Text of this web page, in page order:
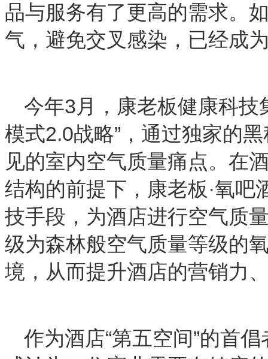
品与服务有了更高的需求。
气，避免交叉感染，已经成
今年3月，康老板健康科技
模式2.0战略”，通过独家的
见的室内空气质量痛点。在
结构的前提下，康老板·氧
技手段，为酒店进行空气质
级为森林般空气质量等级的
境，从而提升酒店的营销力
作为酒店“第五空间”的首